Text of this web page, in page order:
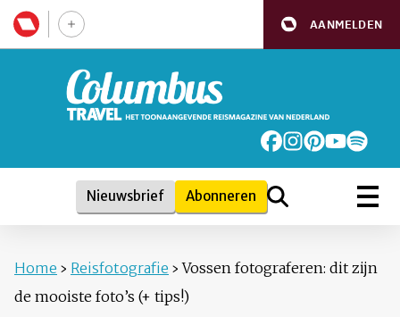
AANMELDEN
Nieuwsbrief Abonneren
Home › Reisfotografie › Vossen fotograferen: dit zijn
de mooiste foto’s (+ tips!)